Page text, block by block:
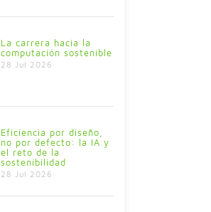
La carrera hacia la
computación sostenible
28 Jul 2026
Eficiencia por diseño,
no por defecto: la IA y
el reto de la
sostenibilidad
28 Jul 2026